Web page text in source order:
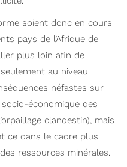
soient donc en cours
pays de l’Afrique de
plus loin afin de
au niveau
néfastes sur
économique des
clandestin), mais
ce dans le cadre plus
ressources minérales.